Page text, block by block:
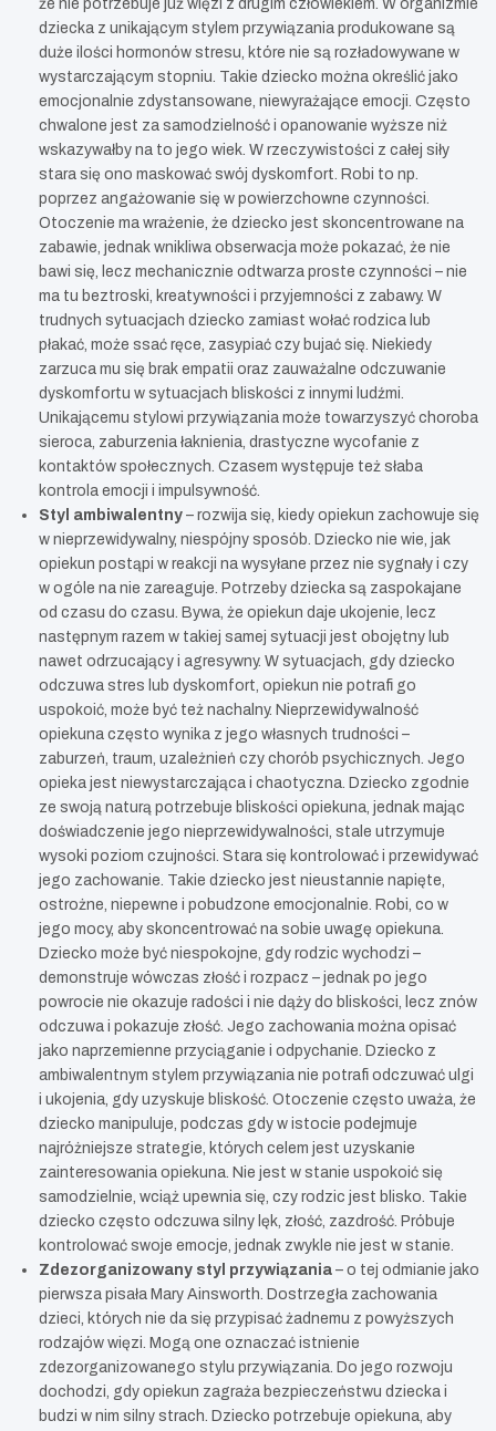
że nie potrzebuje już więzi z drugim człowiekiem. W organizmie
dziecka z unikającym stylem przywiązania produkowane są
duże ilości hormonów stresu, które nie są rozładowywane w
wystarczającym stopniu. Takie dziecko można określić jako
emocjonalnie zdystansowane, niewyrażające emocji. Często
chwalone jest za samodzielność i opanowanie wyższe niż
wskazywałby na to jego wiek. W rzeczywistości z całej siły
stara się ono maskować swój dyskomfort. Robi to np.
poprzez angażowanie się w powierzchowne czynności.
Otoczenie ma wrażenie, że dziecko jest skoncentrowane na
zabawie, jednak wnikliwa obserwacja może pokazać, że nie
bawi się, lecz mechanicznie odtwarza proste czynności – nie
ma tu beztroski, kreatywności i przyjemności z zabawy. W
trudnych sytuacjach dziecko zamiast wołać rodzica lub
płakać, może ssać ręce, zasypiać czy bujać się. Niekiedy
zarzuca mu się brak empatii oraz zauważalne odczuwanie
dyskomfortu w sytuacjach bliskości z innymi ludźmi.
Unikającemu stylowi przywiązania może towarzyszyć choroba
sieroca, zaburzenia łaknienia, drastyczne wycofanie z
kontaktów społecznych. Czasem występuje też słaba
kontrola emocji i impulsywność.
Styl ambiwalentny – rozwija się, kiedy opiekun zachowuje się
w nieprzewidywalny, niespójny sposób. Dziecko nie wie, jak
opiekun postąpi w reakcji na wysyłane przez nie sygnały i czy
w ogóle na nie zareaguje. Potrzeby dziecka są zaspokajane
od czasu do czasu. Bywa, że opiekun daje ukojenie, lecz
następnym razem w takiej samej sytuacji jest obojętny lub
nawet odrzucający i agresywny. W sytuacjach, gdy dziecko
odczuwa stres lub dyskomfort, opiekun nie potrafi go
uspokoić, może być też nachalny. Nieprzewidywalność
opiekuna często wynika z jego własnych trudności –
zaburzeń, traum, uzależnień czy chorób psychicznych. Jego
opieka jest niewystarczająca i chaotyczna. Dziecko zgodnie
ze swoją naturą potrzebuje bliskości opiekuna, jednak mając
doświadczenie jego nieprzewidywalności, stale utrzymuje
wysoki poziom czujności. Stara się kontrolować i przewidywać
jego zachowanie. Takie dziecko jest nieustannie napięte,
ostrożne, niepewne i pobudzone emocjonalnie. Robi, co w
jego mocy, aby skoncentrować na sobie uwagę opiekuna.
Dziecko może być niespokojne, gdy rodzic wychodzi –
demonstruje wówczas złość i rozpacz – jednak po jego
powrocie nie okazuje radości i nie dąży do bliskości, lecz znów
odczuwa i pokazuje złość. Jego zachowania można opisać
jako naprzemienne przyciąganie i odpychanie. Dziecko z
ambiwalentnym stylem przywiązania nie potrafi odczuwać ulgi
i ukojenia, gdy uzyskuje bliskość. Otoczenie często uważa, że
dziecko manipuluje, podczas gdy w istocie podejmuje
najróżniejsze strategie, których celem jest uzyskanie
zainteresowania opiekuna. Nie jest w stanie uspokoić się
samodzielnie, wciąż upewnia się, czy rodzic jest blisko. Takie
dziecko często odczuwa silny lęk, złość, zazdrość. Próbuje
kontrolować swoje emocje, jednak zwykle nie jest w stanie.
Zdezorganizowany styl przywiązania – o tej odmianie jako
pierwsza pisała Mary Ainsworth. Dostrzegła zachowania
dzieci, których nie da się przypisać żadnemu z powyższych
rodzajów więzi. Mogą one oznaczać istnienie
zdezorganizowanego stylu przywiązania. Do jego rozwoju
dochodzi, gdy opiekun zagraża bezpieczeństwu dziecka i
budzi w nim silny strach. Dziecko potrzebuje opiekuna, aby